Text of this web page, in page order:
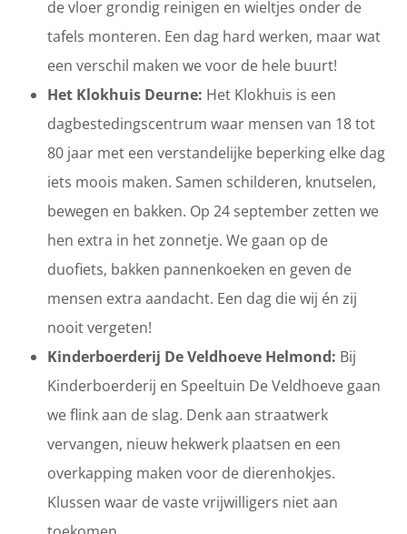
de vloer grondig reinigen en wieltjes onder de
tafels monteren. Een dag hard werken, maar wat
een verschil maken we voor de hele buurt!
Het Klokhuis Deurne: Het Klokhuis is een
dagbestedingscentrum waar mensen van 18 tot
80 jaar met een verstandelijke beperking elke dag
iets moois maken. Samen schilderen, knutselen,
bewegen en bakken. Op 24 september zetten we
hen extra in het zonnetje. We gaan op de
duofiets, bakken pannenkoeken en geven de
mensen extra aandacht. Een dag die wij én zij
nooit vergeten!
Kinderboerderij De Veldhoeve Helmond: Bij
Kinderboerderij en Speeltuin De Veldhoeve gaan
we flink aan de slag. Denk aan straatwerk
vervangen, nieuw hekwerk plaatsen en een
overkapping maken voor de dierenhokjes.
Klussen waar de vaste vrijwilligers niet aan